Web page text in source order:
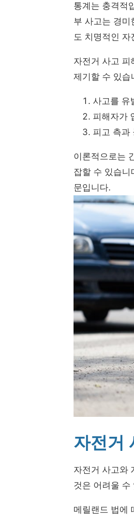
통계는 충격적
부 사고는 경미
도 치명적인 자
자전거 사고 피
제기할 수 있습
사고를 유
피해자가
피고 측과
이론적으로는
잡할 수 있습니
문입니다.
자전거
자전거 사고와
것은 어려울 수
메릴랜드 법에